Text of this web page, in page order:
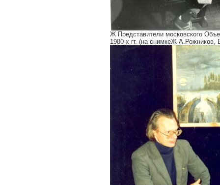
Ж Представители московского
1980-х гг. (на снимкеЖ